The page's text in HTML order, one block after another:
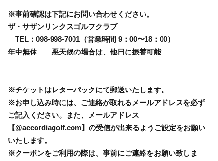
※事前確認は下記にお問い合わせください。
ザ・サザンリンクスゴルフクラブ
TEL：098-998-7001（営業時間 9：00〜18：00）
年中無休 悪天候の場合は、他日に振替可能
※チケットはレターパックにて郵送いたします。
※お申し込み時には、ご連絡が取れるメールアドレスを必ず
ご記入ください。また、メールアドレス
【@accordiagolf.com】の受信が出来るようご設定をお願い
いたします。
※クーポンをご利用の際は、事前にご連絡をお願い致しま